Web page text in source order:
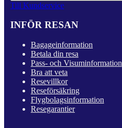
Till Kundservice
INFÖR RESAN
Bagageinformation
Betala din resa
Pass- och Visuminformation
Bra att veta
Resevillkor
Reseförsäkring
Flygbolagsinformation
Resegarantier